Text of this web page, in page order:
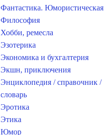
Фантастика. Юмористическая
Философия
Хобби, ремесла
Эзотерика
Экономика и бухгалтерия
Экшн, приключения
Энциклопедия / справочник /
словарь
Эротика
Этика
Юмор